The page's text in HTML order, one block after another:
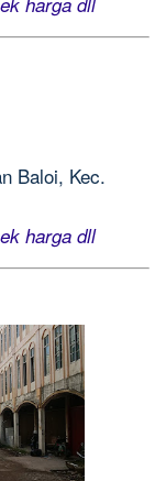
Baloi, Kec.
harga dll